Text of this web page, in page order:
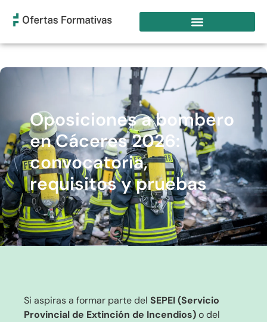
Oposiciones a bombero
en Cáceres 2026:
convocatoria,
requisitos y pruebas
Si aspiras a formar parte del SEPEI (Servicio
Provincial de Extinción de Incendios)o del